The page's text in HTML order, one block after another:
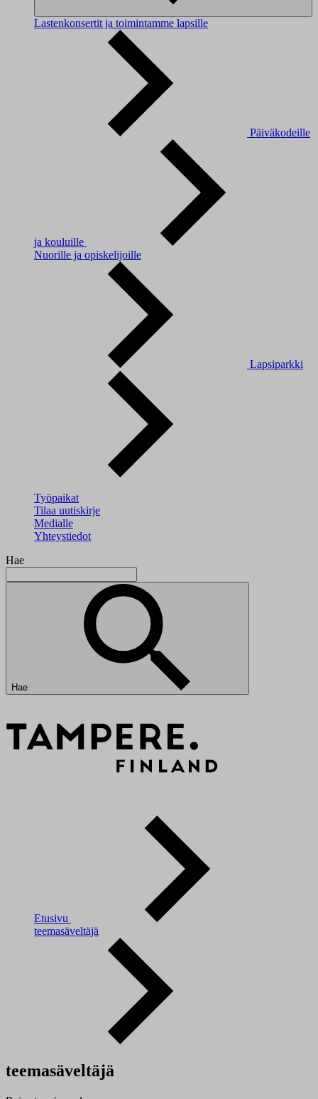
Lastenkonsertit ja toimintamme lapsille
Päiväkodeille
ja kouluille
Nuorille ja opiskelijoille
Lapsiparkki
Työpaikat
Tilaa uutiskirje
Medialle
Yhteystiedot
Hae
Hae
Etusivu
teemasäveltäjä
teemasäveltäjä